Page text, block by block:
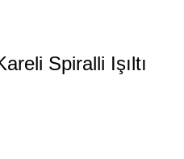
Spiralli Işıltı